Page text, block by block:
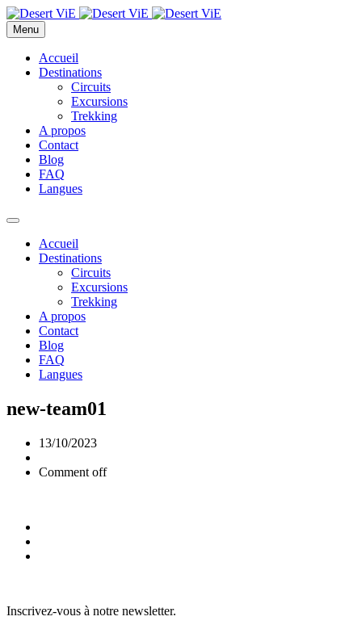
Menu
Accueil
Destinations
Circuits
Excursions
Trekking
A propos
Contact
Blog
FAQ
Langues
Accueil
Destinations
Circuits
Excursions
Trekking
A propos
Contact
Blog
FAQ
Langues
new-team01
13/10/2023
Comment off
Inscrivez-vous à notre newsletter.